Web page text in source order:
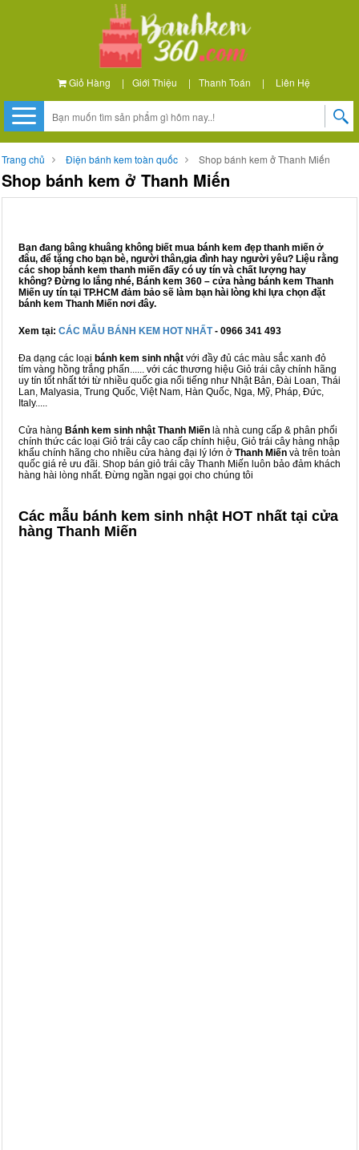
Giỏ Hàng | Giới Thiệu | Thanh Toán | Liên Hệ
Trang chủ Điện bánh kem toàn quốc Shop bánh kem ở Thanh Miến
Shop bánh kem ở Thanh Miến
Bạn đang bâng khuâng không biết mua bánh kem đẹp thanh miến ở
đâu, để tặng cho bạn bè, người thân,gia đình hay người yêu? Liệu rằng
các shop bánh kem thanh miến đấy có uy tín và chất lượng hay
không? Đừng lo lắng nhé, Bánh kem 360 – cửa hàng bánh kem Thanh
Miến uy tín tại TP.HCM đảm bảo sẽ làm bạn hài lòng khi lựa chọn đặt
bánh kem Thanh Miến nơi đây.
Xem tại: CÁC MẪU BÁNH KEM HOT NHẤT- 0966 341 493
Đa dạng các loại bánh kem sinh nhật với đầy đủ các màu sắc xanh đỏ
tím vàng hồng trắng phấn...... với các thương hiệu Giỏ trái cây chính hãng
uy tín tốt nhất tới từ nhiều quốc gia nổi tiếng như Nhật Bản, Đài Loan, Thái
Lan, Malyasia, Trung Quốc, Việt Nam, Hàn Quốc, Nga, Mỹ, Pháp, Đức,
Italy.....
Cửa hàng Bánh kem sinh nhật Thanh Miến là nhà cung cấp & phân phối
chính thức các loại Giỏ trái cây cao cấp chính hiệu, Giỏ trái cây hàng nhập
khẩu chính hãng cho nhiều cửa hàng đại lý lớn ở Thanh Miến và trên toàn
quốc giá rẻ ưu đãi. Shop bán giỏ trái cây Thanh Miến luôn bảo đảm khách
hàng hài lòng nhất. Đừng ngần ngại gọi cho chúng tôi
Các mẫu bánh kem sinh nhật HOT nhất tại cửa
hàng Thanh Miến